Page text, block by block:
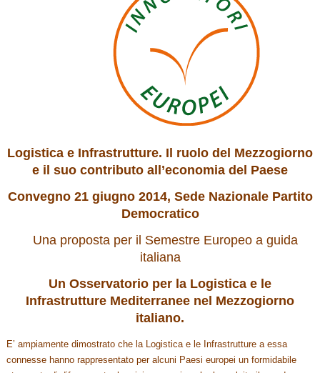
Logistica e Infrastrutture. Il ruolo del Mezzogiorno
e il suo contributo all’economia del Paese
Convegno 21 giugno 2014, Sede Nazionale Partito
Democratico
Una proposta per il Semestre Europeo a guida
italiana
Un Osservatorio per la Logistica e le
Infrastrutture Mediterranee nel Mezzogiorno
italiano.
E’ ampiamente dimostrato che la Logistica e le Infrastrutture a essa
connesse hanno rappresentato per alcuni Paesi europei un formidabile